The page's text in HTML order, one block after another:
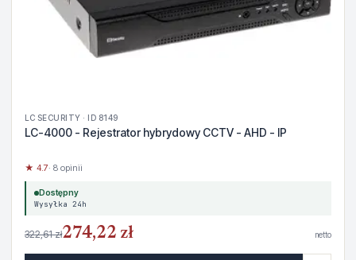
LC SECURITY · ID 8149
LC-4000 - Rejestrator hybrydowy CCTV - AHD - IP
★ 4.7· 8 opinii
Dostępny
Wysyłka 24h
322,61 zł274,22 zł netto